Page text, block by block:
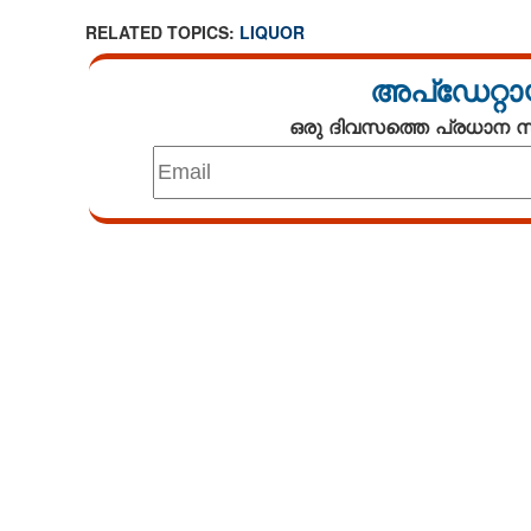
RELATED TOPICS: LIQUOR
ഒരു ദിവസത്തെ പ്രധാന
മലയാളികളല്ല
'കുടിയന്‍മാര്‍';
ഈ